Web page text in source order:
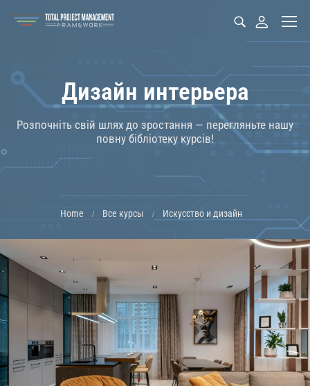
Дизайн интерьера
Розпочніть свій шлях до зростання — перегляньте нашу
повну бібліотеку курсів!
Home Все курсы Искусство и дизайн